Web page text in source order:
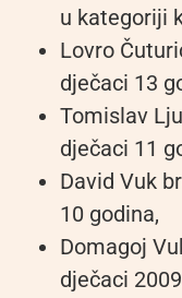
u kategoriji
Lovro
dječaci 13
Tomislav
dječaci 11
David Vuk
10 godina,
Domagoj
dječaci